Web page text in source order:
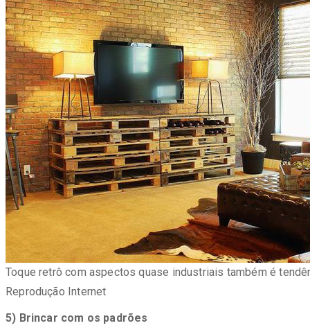
Toque retrô com aspectos quase industriais também é
Reprodução Internet
5) Brincar com os padrões